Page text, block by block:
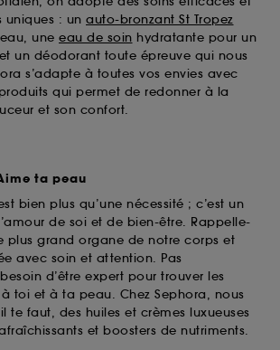
uniques : un auto-bronzant St Tropez
une eau de soin hydratante pour un
un déodorant toute épreuve qui nous
s’adapte à toutes vos envies avec
qui permet de redonner à la
et son confort.
ta peau
bien plus qu’une nécessité ; c’est un
de soi et de bien-être. Rappelle-
plus grand organe de notre corps et
avec soin et attention. Pas
d’être expert pour trouver les
toi et à ta peau. Chez Sephora, nous
te faut, des huiles et crèmes luxueuses
et boosters de nutriments.